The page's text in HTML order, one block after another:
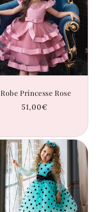
Robe Princesse Rose
Prix
51,00€